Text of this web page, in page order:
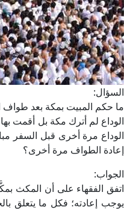
السؤال:
ما حكم المبيت بمكة بعد طواف
الوداع لم أترك مكة بل أقمت
الوداع مرة أخرى قبل السفر
إعادة الطواف مرة أخرى؟
الجواب:
اتفق الفقهاء على أن المكث
يوجب إعادته؛ فكل ما يتعلق